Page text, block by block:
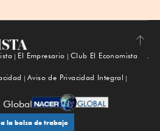
Subir
El Empresario
Club El Economista
Aviso de Privacidad Integral
Global
la bolsa de trabajo